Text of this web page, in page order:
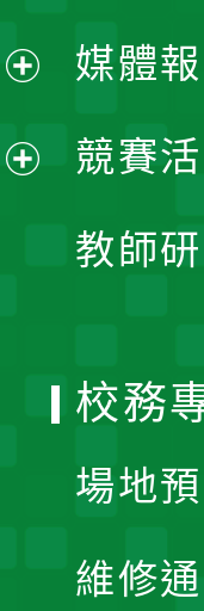
媒體
競賽
教師
開
校務
場地
維修